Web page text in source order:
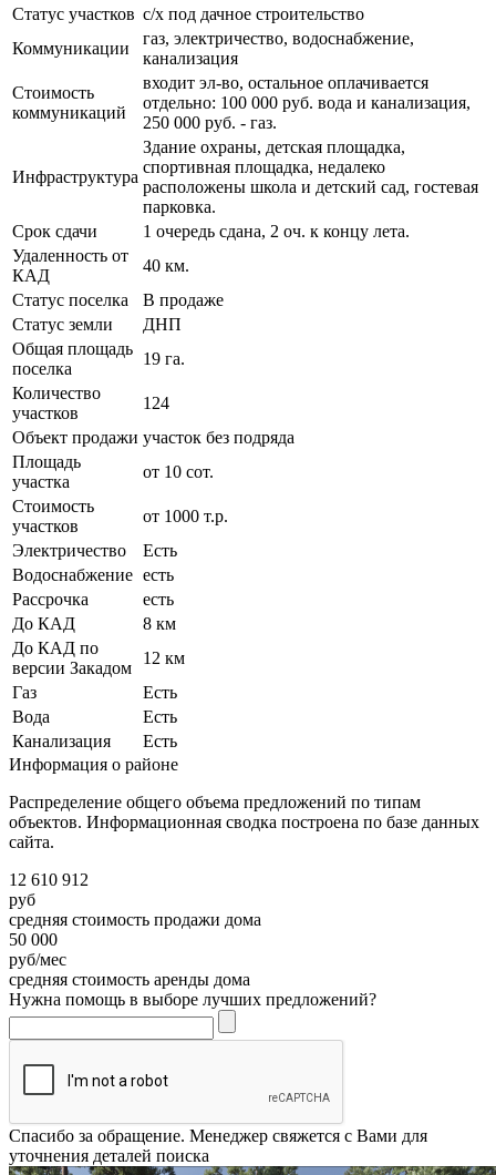
Статус участков с/х под дачное строительство
Коммуникации
газ, электричество, водоснабжение,
канализация
Стоимость
коммуникаций
входит эл-во, остальное оплачивается
отдельно: 100 000 руб. вода и канализация,
250 000 руб. - газ.
Инфраструктура
Здание охраны, детская площадка,
спортивная площадка, недалеко
расположены школа и детский сад, гостевая
парковка.
Срок сдачи
1 очередь сдана, 2 оч. к концу лета.
Удаленность от
КАД
40 км.
Статус поселка
В продаже
Статус земли
ДНП
Общая площадь
поселка
19 га.
Количество
участков
124
Объект продажи участок без подряда
Площадь
участка
от 10 сот.
Стоимость
участков
от 1000 т.р.
Электричество
Есть
Водоснабжение есть
Рассрочка
есть
До КАД
8 км
До КАД по
версии Закадом
12 км
Газ
Есть
Вода
Есть
Канализация
Есть
Информация о районе
Распределение общего объема предложений по типам
объектов. Информационная сводка построена по базе данных
сайта.
12 610 912
руб
средняя стоимость продажи дома
50 000
руб/мес
средняя стоимость аренды дома
Нужна помощь в выборе лучших предложений?
Спасибо за обращение. Менеджер свяжется с Вами для
уточнения деталей поиска